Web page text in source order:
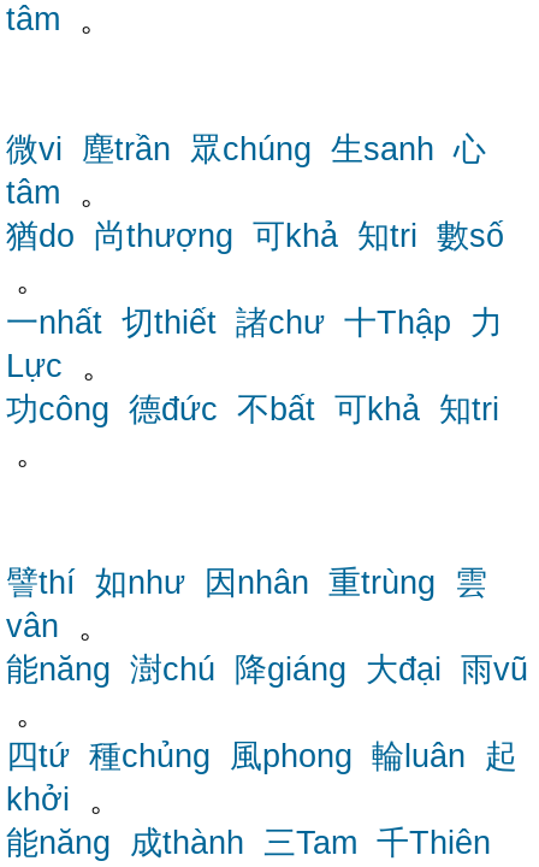
tâm 。
微vi 塵trần 眾chúng 生sanh 心
tâm 。
猶do 尚thượng 可khả 知tri 數số
。
一nhất 切thiết 諸chư 十Thập
力
Lực 。
功công 德đức 不bất 可khả 知tri
。
譬thí 如như 因nhân 重trùng
雲
vân 。
能năng 澍chú 降giáng 大đại 雨vũ
。
四tứ 種chủng 風phong 輪luân 起
khởi 。
能năng
成thành 三Tam 千Thiên